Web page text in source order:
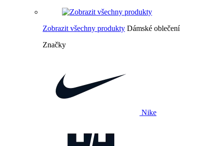
Zobrazit všechny produkty Dámské oblečení
Značky
Nike